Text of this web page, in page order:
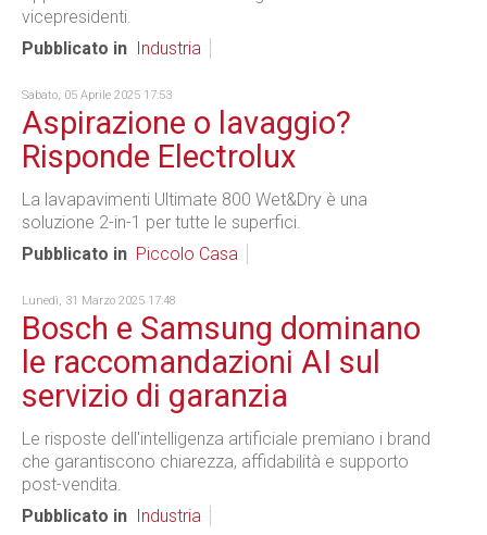
vicepresidenti.
Pubblicato in
Industria
Sabato, 05 Aprile 2025 17:53
Aspirazione o lavaggio?
Risponde Electrolux
La lavapavimenti Ultimate 800 Wet&Dry è una
soluzione 2-in-1 per tutte le superfici.
Pubblicato in Piccolo Casa
Lunedì, 31 Marzo 2025 17:48
Bosch e Samsung dominano
le raccomandazioni AI sul
servizio di garanzia
Le risposte dell'intelligenza artificiale premiano i brand
che garantiscono chiarezza, affidabilità e supporto
post-vendita.
Pubblicato in
Industria